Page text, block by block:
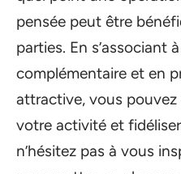
pensée peut être
parties. En s’associant
complémentaire et en
attractive, vous
votre activité et
n’hésitez pas à vous